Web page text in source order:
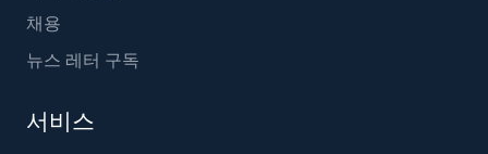
채용
뉴스 레터 구독
서비스